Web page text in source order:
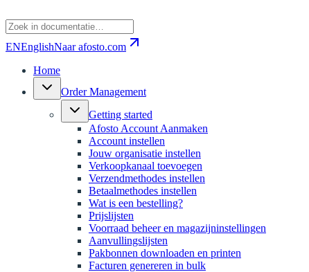
ENEnglishNaar afosto.com
Home
Order Management
Getting started
Afosto Account Aanmaken
Account instellen
Jouw organisatie instellen
Verkoopkanaal toevoegen
Verzendmethodes instellen
Betaalmethodes instellen
Wat is een bestelling?
Prijslijsten
Voorraad beheer en magazijninstellingen
Aanvullingslijsten
Pakbonnen downloaden en printen
Facturen genereren in bulk